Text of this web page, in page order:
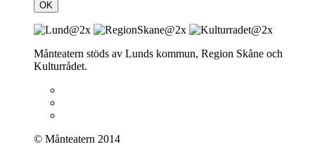
Månteatern stöds av Lunds kommun, Region Skåne och
Kulturrådet.
© Månteatern 2014